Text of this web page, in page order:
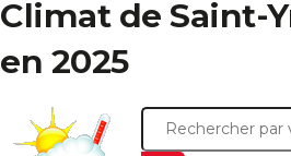
Climat de Saint-
en 2025